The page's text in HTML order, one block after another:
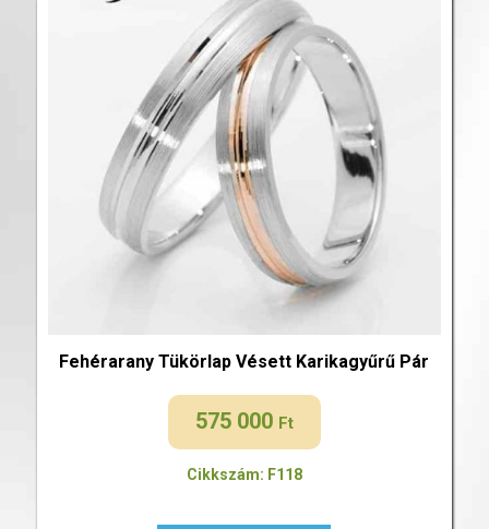
Fehérarany Tükörlap Vésett Karikagyűrű Pár
575 000 Ft
Cikkszám: F118